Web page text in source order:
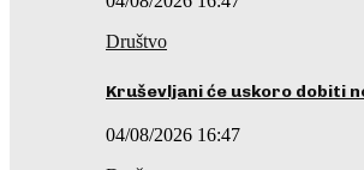
Društvo
Kruševljani će uskoro dobiti
04/08/2026 16:47